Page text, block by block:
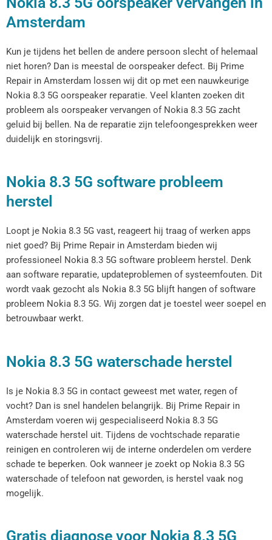
Amsterdam
Kun je tijdens het bellen de andere persoon slecht of helemaal
niet horen? Dan is meestal de oorspeaker defect. Bij Prime
Repair in Amsterdam lossen wij dit op met een nauwkeurige
Nokia 8.3 5G oorspeaker reparatie. Veel klanten zoeken dit
probleem als oorspeaker vervangen of Nokia 8.3 5G zacht
geluid bij bellen. Na de reparatie zijn telefoongesprekken weer
duidelijk en storingsvrij.
Nokia 8.3 5G software probleem
herstel
Loopt je Nokia 8.3 5G vast, reageert hij traag of werken apps
niet goed? Bij Prime Repair in Amsterdam bieden wij
professioneel Nokia 8.3 5G software probleem herstel. Denk
aan software reparatie, updateproblemen of systeemfouten. Dit
wordt vaak gezocht als Nokia 8.3 5G blijft hangen of software
probleem Nokia 8.3 5G. Wij zorgen dat je toestel weer soepel en
betrouwbaar werkt.
Nokia 8.3 5G waterschade herstel
Is je Nokia 8.3 5G in contact geweest met water, regen of
vocht? Dan is snel handelen belangrijk. Bij Prime Repair in
Amsterdam voeren wij gespecialiseerd Nokia 8.3 5G
waterschade herstel uit. Tijdens de vochtschade reparatie
reinigen en controleren wij de interne onderdelen om verdere
schade te beperken. Ook wanneer je zoekt op Nokia 8.3 5G
waterschade of telefoon nat geworden, is herstel vaak nog
mogelijk.
Gratis diagnose voor Nokia 8.3 5G